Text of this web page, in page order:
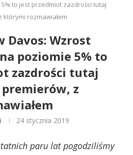
to jest przedmiot zazdrości tutaj
rozmawiałem
Davos: Wzrost
poziomie 5% to
zazdrości tutaj
z
24 stycznia 2019
paru lat pogodziliśmy